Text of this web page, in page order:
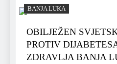
BANJA LUKA
OBILJEŽEN
PROTIV
ZDRAVLJA BANJA